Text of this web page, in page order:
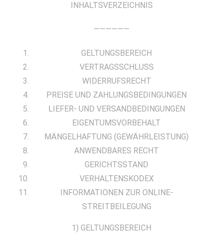
INHALTSVERZEICHNIS
——————
GELTUNGSBEREICH
VERTRAGSSCHLUSS
WIDERRUFSRECHT
PREISE UND ZAHLUNGSBEDINGUNGEN
LIEFER- UND VERSANDBEDINGUNGEN
EIGENTUMSVORBEHALT
MÄNGELHAFTUNG (GEWÄHRLEISTUNG)
ANWENDBARES RECHT
GERICHTSSTAND
VERHALTENSKODEX
INFORMATIONEN ZUR ONLINE-
STREITBEILEGUNG
1) GELTUNGSBEREICH